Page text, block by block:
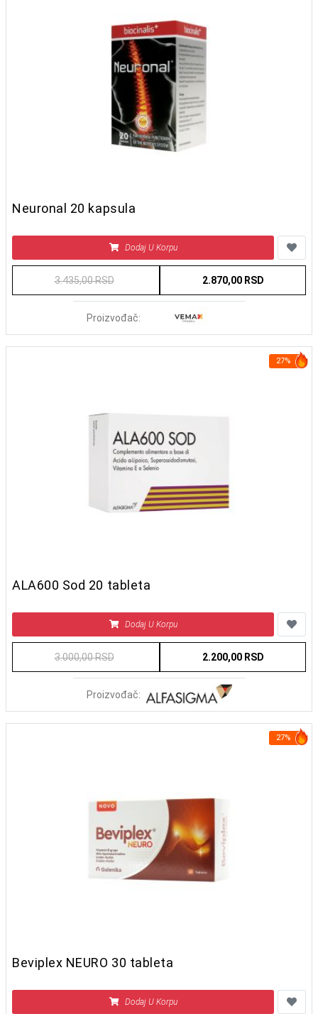
Neuronal 20 kapsula
Dodaj U Korpu
3.435,00 RSD 2.870,00 RSD
Proizvođač:
27%
ALA600 Sod 20 tableta
Dodaj U Korpu
3.000,00 RSD 2.200,00 RSD
Proizvođač:
27%
Beviplex NEURO 30 tableta
Dodaj U Korpu